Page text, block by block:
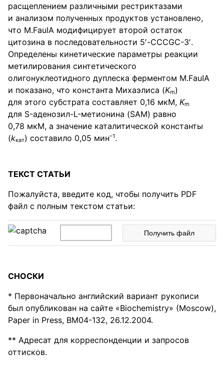
расщеплением различными рестриктазами
и анализом полученных продуктов установлено,
что М.FauIA модифицирует второй остаток
цитозина в последовательности 5′-CCCGC-3′.
Определены кинетические параметры реакции
метилирования синтетического
олигонуклеотидного дуплеска ферментом М.FauIA
и показано, что константа Михаэлиса (Km)
для этого субстрата составляет 0,16 мкМ, Km
для S-аденозил-L-метионина (SAM) равно
0,78 мкМ, а значение каталитической константы
(kкат) составило 0,05 мин–1.
ТЕКСТ СТАТЬИ
Пожалуйста, введите код, чтобы получить PDF
файл с полным текстом статьи:
СНОСКИ
* Первоначально английский вариант рукописи
был опубликован на сайте «Biochemistry» (Moscow),
Paper in Press, BM04-132, 26.12.2004.
** Адресат для корреспонденции и запросов
оттисков.